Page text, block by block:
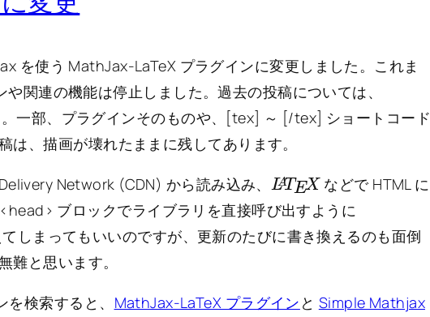
を使う MathJax-LaTeX プラグインに変更しました。これま
関連の機能は停止しました。過去の投稿については、
一部、プラグインそのものや、[tex] ～ [/tex] ショートコード
は、描画が壊れたままに残してあります。
Network (CDN) から読み込み、 LAT E
X
などで HTML に
ブロックでライブラリを直接呼び出すように
しまってもいいのですが、更新のたびに書き換えるのも面倒
難と思います。
検索すると、 MathJax-LaTeX プラグイン と Simple Mathjax